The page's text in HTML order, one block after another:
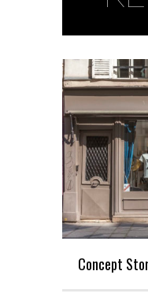
Concept